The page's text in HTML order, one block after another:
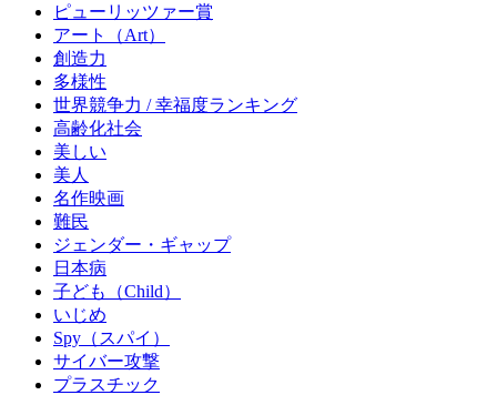
ピューリッツァー賞
アート（Art）
創造力
多様性
世界競争力 / 幸福度ランキング
高齢化社会
美しい
美人
名作映画
難民
ジェンダー・ギャップ
日本病
子ども（Child）
いじめ
Spy（スパイ）
サイバー攻撃
プラスチック